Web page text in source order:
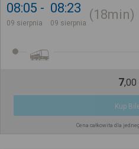
08:05
09 sierpnia
08:23
09 sierpnia
18min
7,00
Kup
Cena całkowita dla